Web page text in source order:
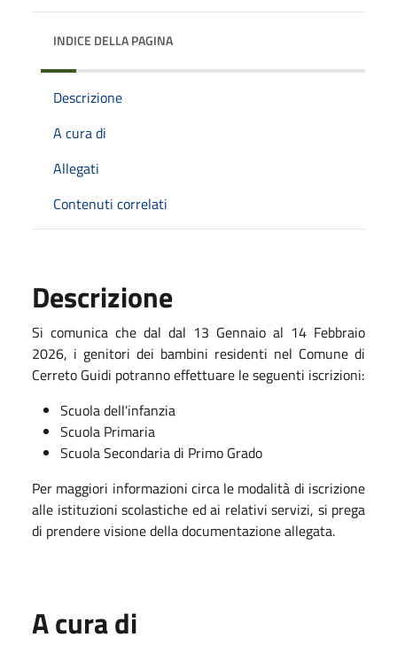
INDICE DELLA PAGINA
Descrizione
A cura di
Allegati
Contenuti correlati
Descrizione
Si comunica che dal dal 13 Gennaio al 14 Febbraio
2026, i genitori dei bambini residenti nel Comune di
Cerreto Guidi potranno effettuare le seguenti iscrizioni:
Scuola dell'infanzia
Scuola Primaria
Scuola Secondaria di Primo Grado
Per maggiori informazioni circa le modalità di iscrizione
alle istituzioni scolastiche ed ai relativi servizi, si prega
di prendere visione della documentazione allegata.
A cura di